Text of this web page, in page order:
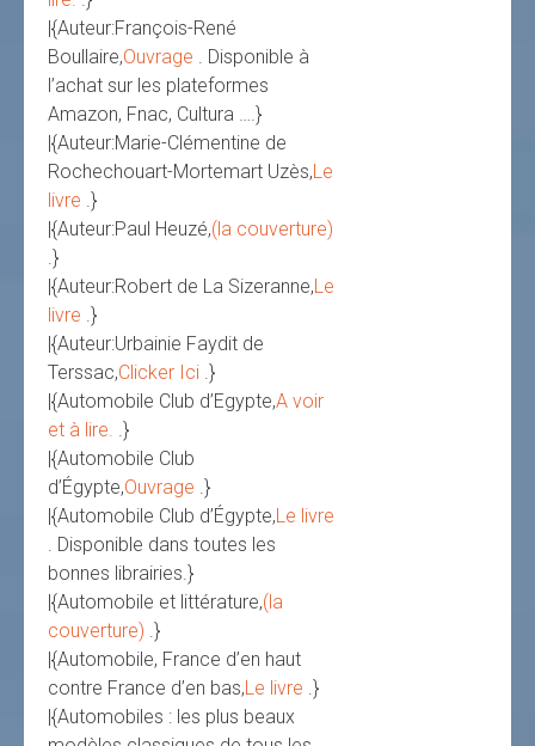
|{Auteur:François-René
Boullaire,Ouvrage
. Disponible à
l’achat sur les plateformes
Amazon, Fnac, Cultura ….}
|{Auteur:Marie-Clémentine de
Rochechouart-Mortemart Uzès,Le
livre .}
|{Auteur:Paul Heuzé,(la couverture)
.}
|{Auteur:Robert de La Sizeranne,Le
livre .}
|{Auteur:Urbainie Faydit de
Terssac,Clicker Ici .}
|{Automobile Club d’Egypte,A voir
et à lire.
.}
|{Automobile Club
d’Égypte,Ouvrage .}
|{Automobile Club d’Égypte,Le livre
. Disponible dans toutes les
bonnes librairies.}
|{Automobile et littérature,(la
couverture) .}
|{Automobile, France d’en haut
contre France d’en bas,Le livre .}
|{Automobiles : les plus beaux